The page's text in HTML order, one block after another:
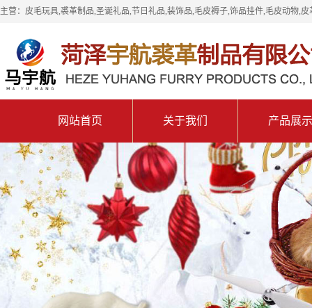
主营：皮毛玩具,裘革制品,圣诞礼品,节日礼品,装饰品,毛皮褥子,饰品挂件,毛皮动物,
网站首页 关于我们 产品展示